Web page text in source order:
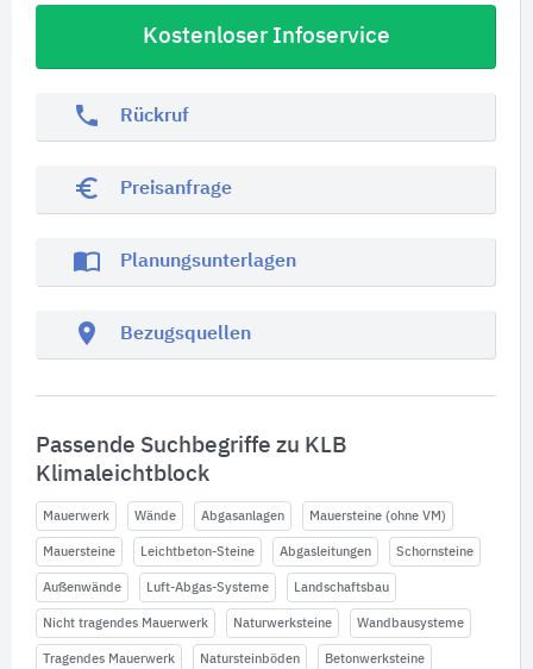
Kostenloser Infoservice
phone Rückruf
euro_symbol Preisanfrage
import_contacts Planungsunterlagen
location_on Bezugsquellen
Passende Suchbegriffe zu KLB
Klimaleichtblock
Mauerwerk Wände Abgasanlagen Mauersteine (ohne VM)
Mauersteine Leichtbeton-Steine Abgasleitungen Schornsteine
Außenwände Luft-Abgas-Systeme Landschaftsbau
Nicht tragendes Mauerwerk Naturwerksteine Wandbausysteme
Tragendes Mauerwerk Natursteinböden Betonwerksteine